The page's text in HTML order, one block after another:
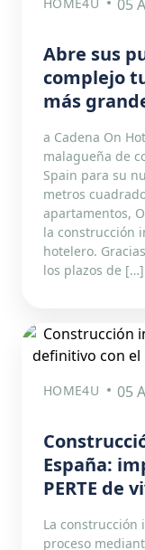
05
Abre sus
complejo
más
a Cadena On
malagueña de
Spain para su
metros
apartamentos,
la construcción
hotelero.
los plazos de […]
HOME4U 05
España:
PERTE de
La construcción
proceso